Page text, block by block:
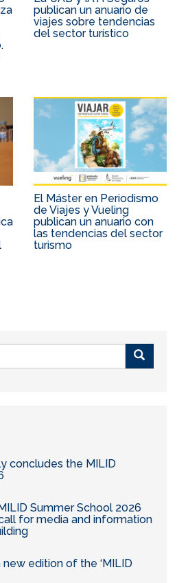
publican un anuario de
viajes sobre tendencias
del sector turístico
El Máster en Periodismo
de Viajes y Vueling
publican un anuario con
las tendencias del sector
turismo
concludes the MILID
Summer School 2026
for media and information
edition of the ‘MILID